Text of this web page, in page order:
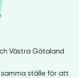
Västra Götaland
ställe för att